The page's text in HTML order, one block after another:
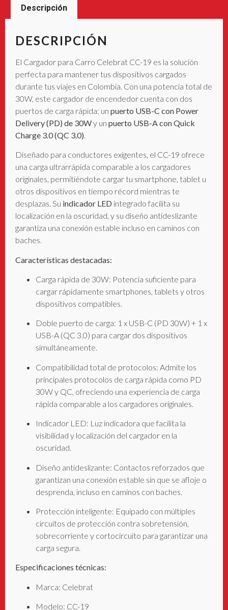
Descripción
DESCRIPCIÓN
El Cargador para Carro Celebrat CC-19 es la solución
perfecta para mantener tus dispositivos cargados
durante tus viajes en Colombia. Con una potencia total de
30W, este cargador de encendedor cuenta con dos
puertos de carga rápida: un puerto USB-C con Power
Delivery (PD) de 30Wy un puerto USB-A con Quick
Charge 3.0 (QC 3.0).
Diseñado para conductores exigentes, el CC-19 ofrece
una carga ultrarrápida comparable a los cargadores
originales, permitiéndote cargar tu smartphone, tablet u
otros dispositivos en tiempo récord mientras te
desplazas. Su indicador LED integrado facilita su
localización en la oscuridad, y su diseño antideslizante
garantiza una conexión estable incluso en caminos con
baches.
Características destacadas:
Carga rápida de 30W: Potencia suficiente para
cargar rápidamente smartphones, tablets y otros
dispositivos compatibles.
Doble puerto de carga: 1 x USB-C (PD 30W) + 1 x
USB-A (QC 3.0) para cargar dos dispositivos
simultáneamente.
Compatibilidad total de protocolos: Admite los
principales protocolos de carga rápida como PD
30W y QC, ofreciendo una experiencia de carga
rápida comparable a los cargadores originales.
Indicador LED: Luz indicadora que facilita la
visibilidad y localización del cargador en la
oscuridad.
Diseño antideslizante: Contactos reforzados que
garantizan una conexión estable sin que se afloje o
desprenda, incluso en caminos con baches
Protección inteligente: Equipado con múltiples
circuitos de protección contra sobretensión,
sobrecorriente y cortocircuito para garantizar una
carga segura.
Especificaciones técnicas:
Marca: Celebrat
Modelo: CC-19